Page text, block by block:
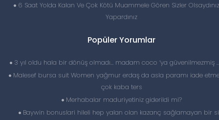
6 Saat Yolda Kalan Ve Çok Kötü Muammele Gören Sizler
Yapardınız
Popüler Yorumlar
3 yıl oldu hala bir dönüş olmadı… madam coco ‘ya güvenilmezmiş
Malesef bursa suit Women yağmur erdaş da asla paramı iade
çok kaba ters
Merhabalar maduriyetiniz giderildi mi?
Baywin bonuslari hileli hep yalan olan kazanç sağlamayan bir